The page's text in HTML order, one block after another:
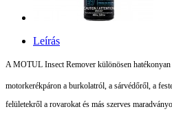
Leírás
A MOTUL Insect Remover különösen
motorkerékpáron a burkolatról, a sárvédőről, a
felületekről a rovarokat és más szerves